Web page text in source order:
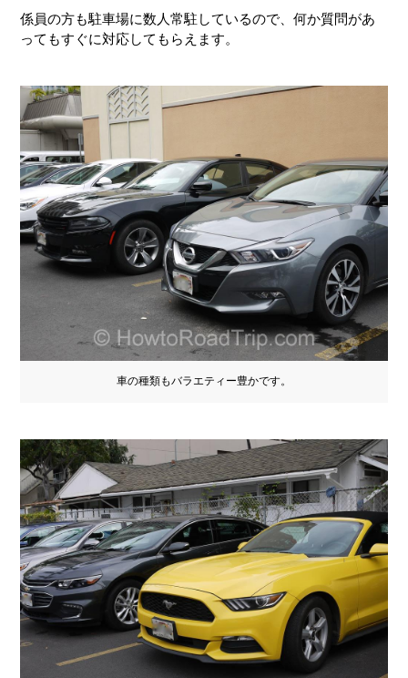
係員の方も駐車場に数人常駐しているので、何か質問があ
ってもすぐに対応してもらえます。
車の種類もバラエティー豊かです。